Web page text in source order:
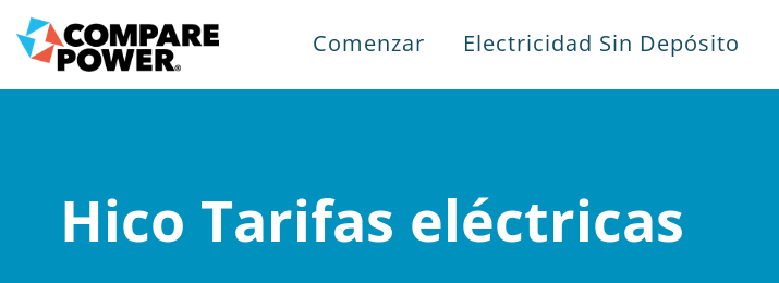
Comenzar Electricidad Sin Depósito
Hico Tarifas eléctricas